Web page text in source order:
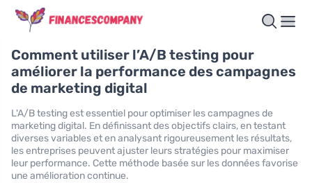
Comment utiliser l’A/B testing pour
améliorer la performance des campagnes
de marketing digital
L'A/B testing est essentiel pour optimiser les campagnes de
marketing digital. En définissant des objectifs clairs, en testant
diverses variables et en analysant rigoureusement les résultats,
les entreprises peuvent ajuster leurs stratégies pour maximiser
leur performance. Cette méthode basée sur les données favorise
une amélioration continue.